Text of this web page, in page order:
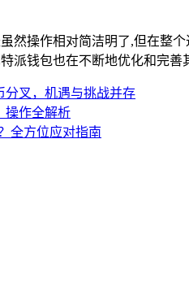
然操作相对简洁明了,但在整
派钱包也在不断地优化和完
分叉，机遇与挑战并存
操作全解析
全方位应对指南